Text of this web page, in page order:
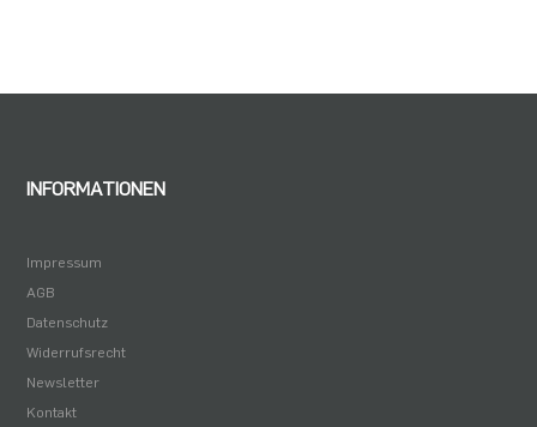
INFORMATIONEN
Impressum
AGB
Datenschutz
Widerrufsrecht
Newsletter
Kontakt